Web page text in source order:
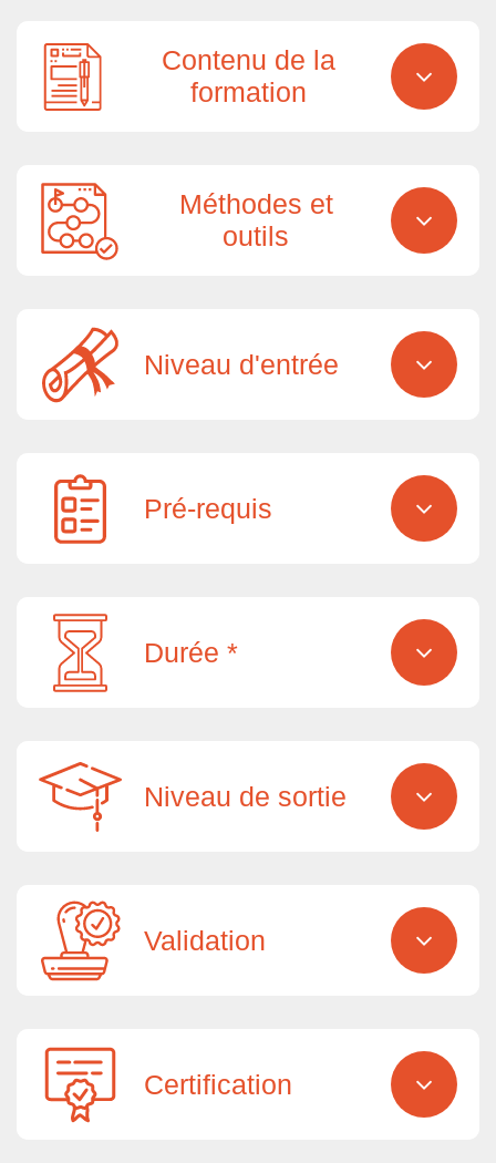
Contenu de la
formation
Méthodes et
outils
Niveau d'entrée
Pré-requis
Durée *
Niveau de sortie
Validation
Certification